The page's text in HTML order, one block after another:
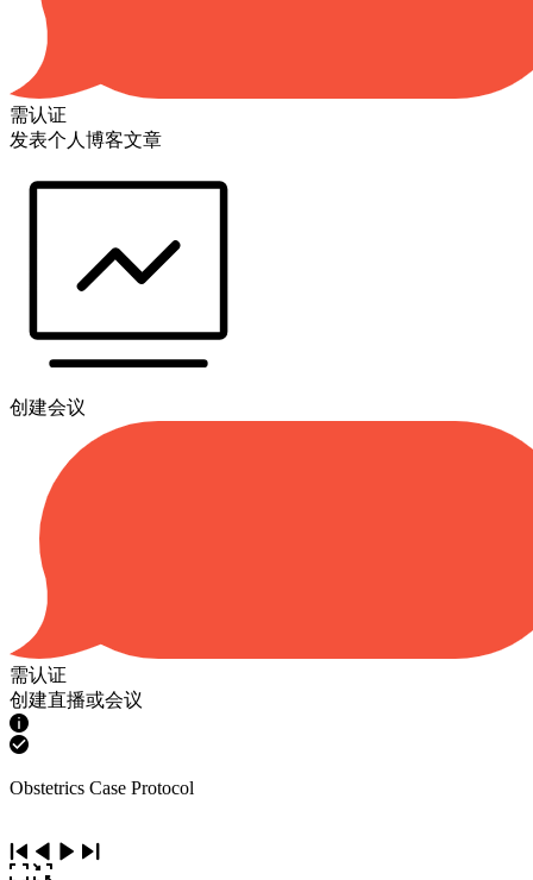
需认证
发表个人博客文章
创建会议
需认证
创建直播或会议
Obstetrics Case Protocol